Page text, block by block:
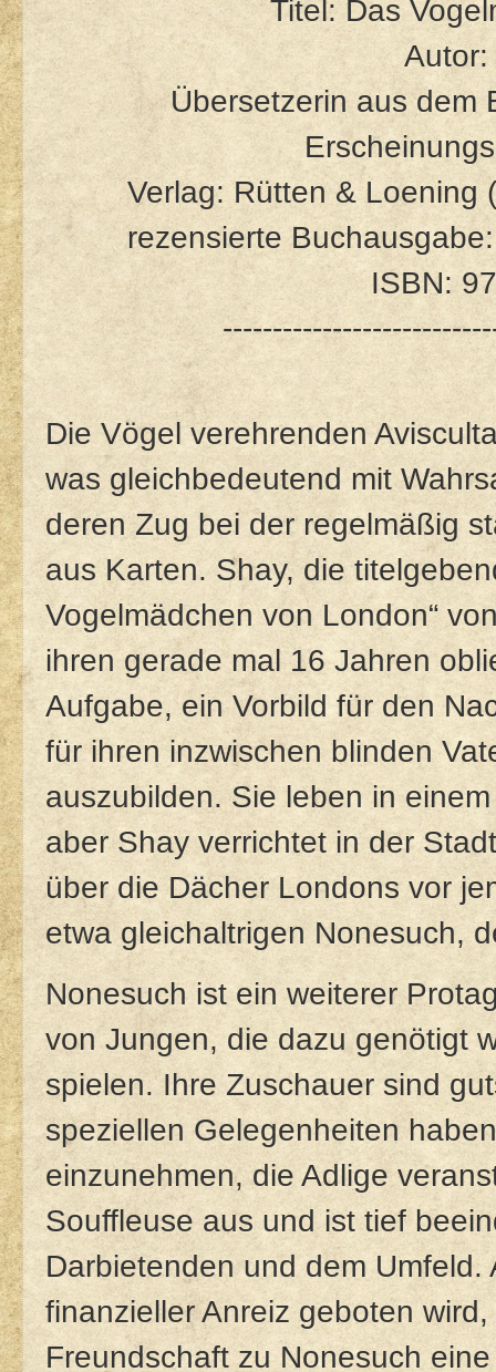
Titel: Das
Autor:
Übersetzerin aus dem
Verlag: Rütten & Loening (
rezensierte
ISBN:
Die Vögel verehrenden
was gleichbedeutend mit
deren Zug bei der regelmäßig
aus Karten. Shay, die
Vogelmädchen von London“
ihren gerade mal 16 Jahren
Aufgabe, ein Vorbild für den
für ihren inzwischen blinden
auszubilden. Sie leben in
aber Shay verrichtet in der
über die Dächer Londons vor
etwa gleichaltrigen Nonesuch,
Nonesuch ist ein weiterer
von Jungen, die dazu genötigt
spielen. Ihre Zuschauer sind
speziellen Gelegenheiten
einzunehmen, die Adlige
Souffleuse aus und ist tief
Darbietenden und dem
finanzieller Anreiz geboten
Freundschaft zu Nonesuch